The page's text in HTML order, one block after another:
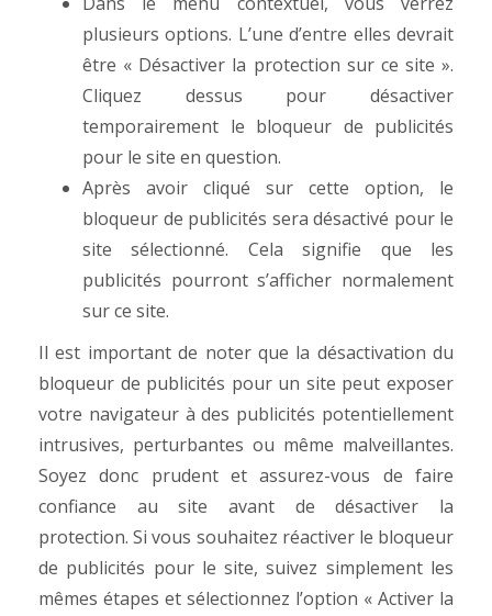
plusieurs options. L’une d’entre elles devrait
être « Désactiver la protection sur ce site ».
Cliquez dessus pour désactiver
temporairement le bloqueur de publicités
pour le site en question.
Après avoir cliqué sur cette option, le
bloqueur de publicités sera désactivé pour le
site sélectionné. Cela signifie que les
publicités pourront s’afficher normalement
sur ce site.
Il est important de noter que la désactivation du
bloqueur de publicités pour un site peut exposer
votre navigateur à des publicités potentiellement
intrusives, perturbantes ou même malveillantes.
Soyez donc prudent et assurez-vous de faire
confiance au site avant de désactiver la
protection.Si vous souhaitez réactiver le bloqueur
de publicités pour le site, suivez simplement les
mêmes étapes et sélectionnez l’option « Activer la